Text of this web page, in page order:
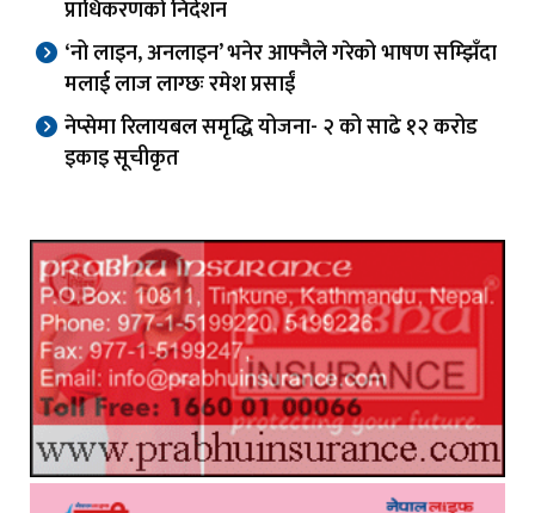
प्राधिकरणको निर्देशन
‘नो लाइन, अनलाइन’ भनेर आफ्नैले गरेको भाषण सम्झिँदा
मलाई लाज लाग्छः रमेश प्रसाईं
नेप्सेमा रिलायबल समृद्धि योजना- २ को साढे १२ करोड
इकाइ सूचीकृत